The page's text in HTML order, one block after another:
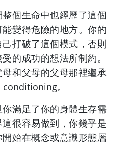
個生命中也經歷了這個
變得危險的地方。你的
打破了這個模式，否則
的成功的想法所制約。
和父母的父母那裡繼承
。
滿足了你的身體生存需
很容易做到，你幾乎是
始在概念或意識形態層